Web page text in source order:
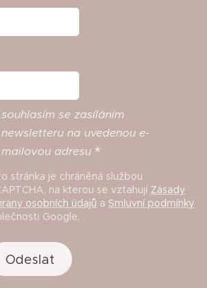
souhlasím se zasíláním
newsletteru na uvedenou e-
mailovou adresu
stránka je chráněná službou
na kterou se vztahují Zásady
osobních údajů a Smluvní podmínky
Google.
Odeslat